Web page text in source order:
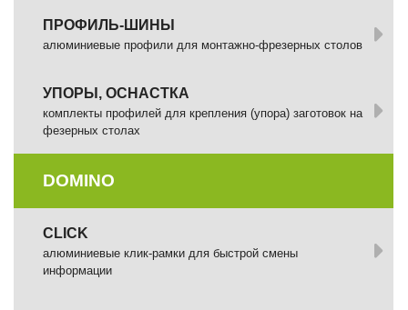
ПРОФИЛЬ-ШИНЫ
алюминиевые профили для монтажно-фрезерных столов
УПОРЫ, ОСНАСТКА
комплекты профилей для крепления (упора) заготовок на
фезерных столах
DOMINO
СLICK
алюминиевые клик-рамки для быстрой смены
информации